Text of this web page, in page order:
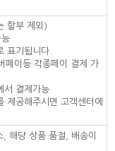
할부 제외)
표기됩니다.
페이등 각종페이 결제 가
서 결제가능
제공해주시면 고객센터에
해당 상품 품절, 배송이